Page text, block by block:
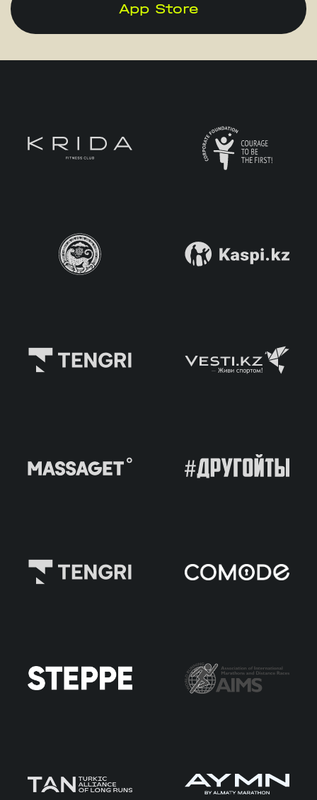
App Store